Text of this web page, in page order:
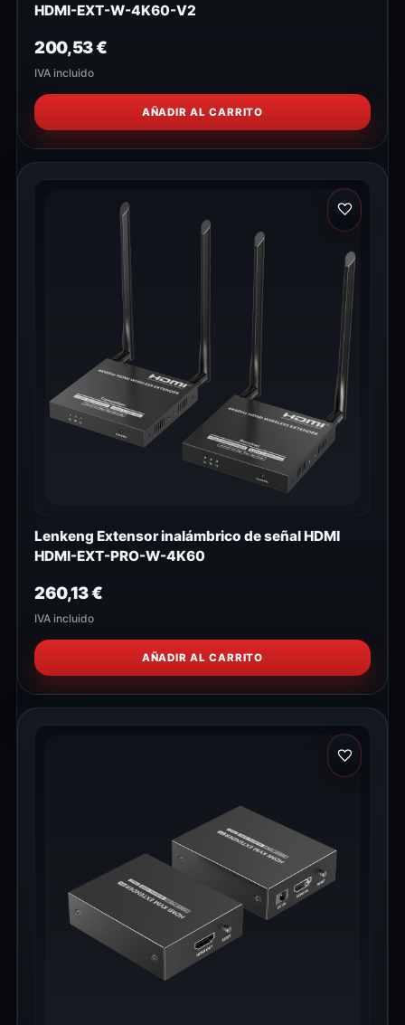
HDMI-EXT-W-4K60-V2
200,53€
IVA incluido
AÑADIR AL CARRITO
Lenkeng Extensor inalámbrico de señal HDMI
HDMI-EXT-PRO-W-4K60
260,13€
IVA incluido
AÑADIR AL CARRITO